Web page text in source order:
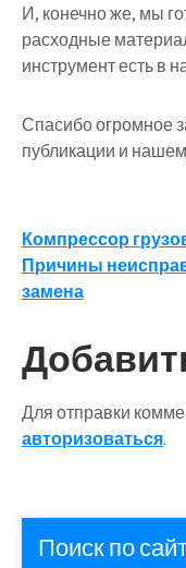
И, конечно же, мы
расходные
инструмент есть в
Спасибо огромное
публикации и
по
Компрессор
Причины
замена
Для отправки
авторизоваться.
Поиск по